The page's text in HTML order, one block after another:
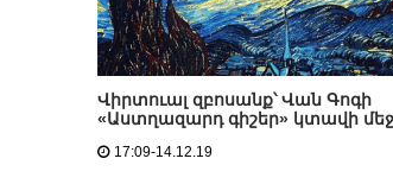
Վիրտուալ զբոսանք՝ Վան Գոգի
«Աստղազարդ գիշեր» կտավի մեջ
17:09-14.12.19